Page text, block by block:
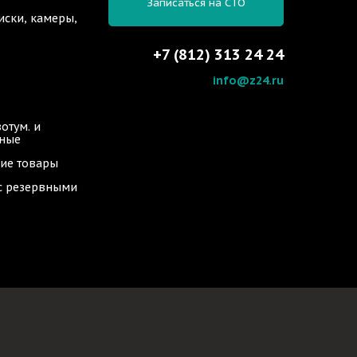
камеры,
и
товары
резервными
+7 (812) 313 24 24
info@z24.ru